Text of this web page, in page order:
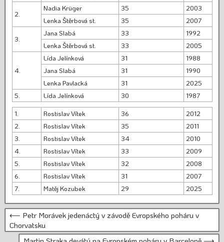
2.
Nadia Krüger 35
2003
Lenka Štěrbová st.
35 2007
3.
Jana Slabá 33
1992
Lenka Štěrbová st.
33 2005
4.
Lída Jelínková 31
1988
Jana Slabá
31
1990
Lenka Pavlacká
31
2025
5.
Lída Jelínková 30 1987
1. Rostislav Vítek 36
2012
2.
Rostislav Vítek 35
2011
3.
Rostislav Vítek 34
2010
4.
Rostislav Vítek 33
2009
5.
Rostislav Vítek 32
2008
6.
Rostislav Vítek 31
2007
7.
Matěj Kozubek 29 2025
⟵ Petr Morávek jedenáctý v závodě Evropského poháru v
Chorvatsku